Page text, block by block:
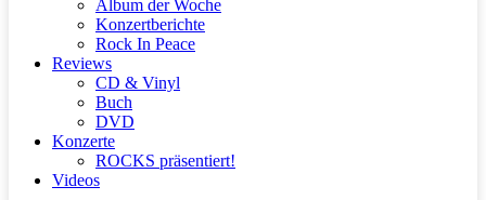
Album der Woche
Konzertberichte
Rock In Peace
Reviews
CD & Vinyl
Buch
DVD
Konzerte
ROCKS präsentiert!
Videos